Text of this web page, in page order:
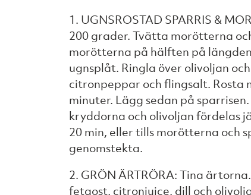
1. UGNSROSTAD SPARRIS &
200 grader. Tvätta morötterna
morötterna på hälften på
ugnsplåt. Ringla över olivoljan
citronpeppar och flingsalt. Rosta
minuter. Lägg sedan på
kryddorna och olivoljan fördelas
20 min, eller tills morötterna och
genomstekta.
2. GRÖN ÄRTRÖRA: Tina
fetaost, citronjuice, dill och